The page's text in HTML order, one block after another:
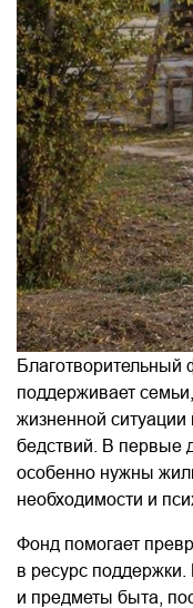
Благотворительный
поддерживает
жизненной
бедствий. В первые
особенно нужны
необходимости и
Фонд помогает
в ресурс
и предметы быта,